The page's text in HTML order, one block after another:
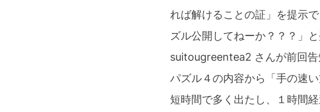
れば解けることの証」を提示
ズル公開してねーか？？？」
suitougreentea2 さんが前回告
パズル４の内容から「手の速
短時間で多く出たし、１時間